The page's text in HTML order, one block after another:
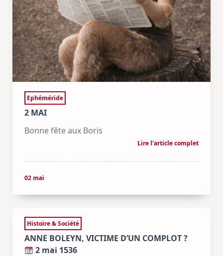
Ephéméride
2 MAI
Bonne fête aux Boris
Lire l'article complet
02 mai
Histoire & Société
ANNE BOLEYN, VICTIME D’UN COMPLOT ?
2 mai 1536